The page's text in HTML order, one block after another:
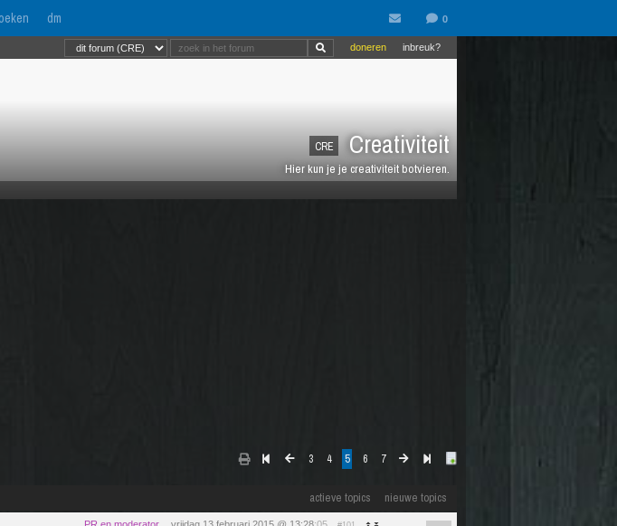
dm
CRE Creativiteit
Hier kun je je creativiteit botvieren.
inbreuk?
doneren
3 4 5 6 7
actieve topics nieuwe topics